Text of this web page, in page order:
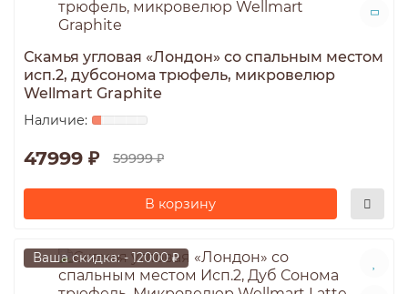
Скамья угловая «Лондон» со спальным местом
исп.2, дубсонома трюфель, микровелюр
Wellmart Graphite
47999 ₽ 59999 ₽
В корзину
Ваша скидка: - 12000 ₽